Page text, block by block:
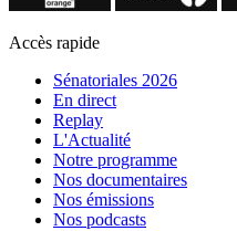
Accès rapide
Sénatoriales 2026
En direct
Replay
L'Actualité
Notre programme
Nos documentaires
Nos émissions
Nos podcasts